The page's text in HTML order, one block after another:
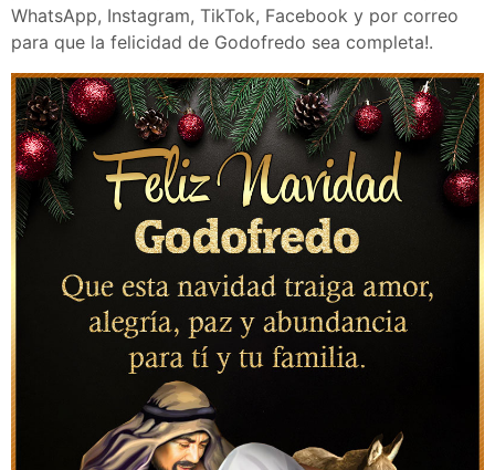
WhatsApp, Instagram, TikTok, Facebook y por correo
para que la felicidad de Godofredo sea completa!.